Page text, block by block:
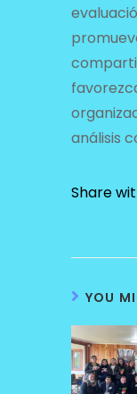
análisis
Share
YOU